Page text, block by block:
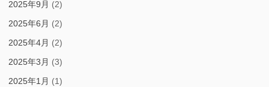
2025年9月 (2)
2025年6月 (2)
2025年4月 (2)
2025年3月 (3)
2025年1月 (1)